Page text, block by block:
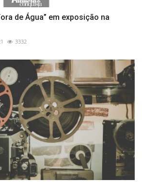
de Água” em exposição na
3332